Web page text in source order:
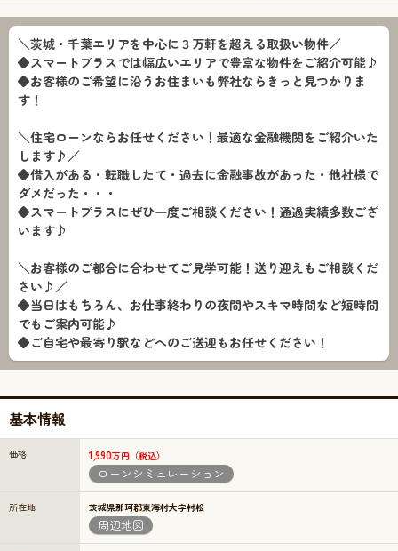
＼茨城・千葉エリアを中心に３万軒を超える取扱い物件／
◆スマートプラスでは幅広いエリアで豊富な物件をご紹介可能♪
◆お客様のご希望に沿うお住まいも弊社ならきっと見つかりま
す！
＼住宅ローンならお任せください！最適な金融機関をご紹介いた
します♪／
◆借入がある・転職したて・過去に金融事故があった・他社様で
ダメだった・・・
◆スマートプラスにぜひ一度ご相談ください！通過実績多数ござ
います♪
＼お客様のご都合に合わせてご見学可能！送り迎えもご相談くだ
さい♪／
◆当日はもちろん、お仕事終わりの夜間やスキマ時間など短時間
でもご案内可能♪
◆ご自宅や最寄り駅などへのご送迎もお任せください！
基本情報
価格 1,990万円（税込）
ローンシミュレーション
所在地 茨城県那珂郡東海村大字村松
周辺地図